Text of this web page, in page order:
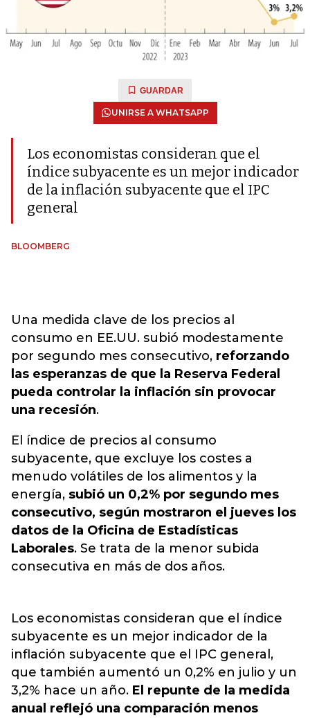
GUARDAR
UNIRSE A WHATSAPP
Los economistas consideran que el
índice subyacente es un mejor indicador
de la inflación subyacente que el IPC
general
BLOOMBERG
Una medida clave de los precios al
consumo en EE.UU. subió modestamente
por segundo mes consecutivo, reforzando
las esperanzas de que la Reserva Federal
pueda controlar la inflación sin provocar
una recesión.
El índice de precios al consumo
subyacente, que excluye los costes a
menudo volátiles de los alimentos y la
energía, subió un 0,2% por segundo mes
consecutivo, según mostraron el jueves los
datos de la Oficina de Estadísticas
Laborales. Se trata de la menor subida
consecutiva en más de dos años.
Los economistas consideran que el índice
subyacente es un mejor indicador de la
inflación subyacente que el IPC general,
que también aumentó un 0,2% en julio y un
3,2% hace un año. El repunte de la medida
anual reflejó una comparación menos